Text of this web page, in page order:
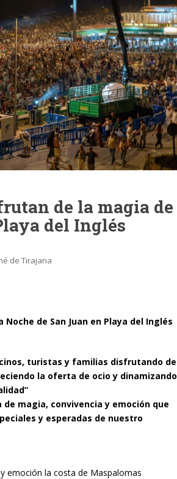
de la magia de
del Inglés
de Tirajana
de San Juan en Playa del Inglés
turistas y familias disfrutando de
la oferta de ocio y dinamizando
de magia, convivencia y emoción que
y esperadas de nuestro
emoción la costa de Maspalomas